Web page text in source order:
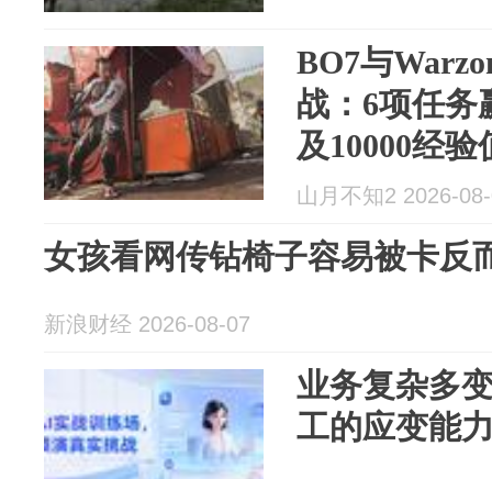
BO7与
战：6项任务
及10000经验
山月不知2 2026-
女孩看网传钻椅子容易被卡反
新浪财经 2026-08-07
业务复杂多
工的应变能